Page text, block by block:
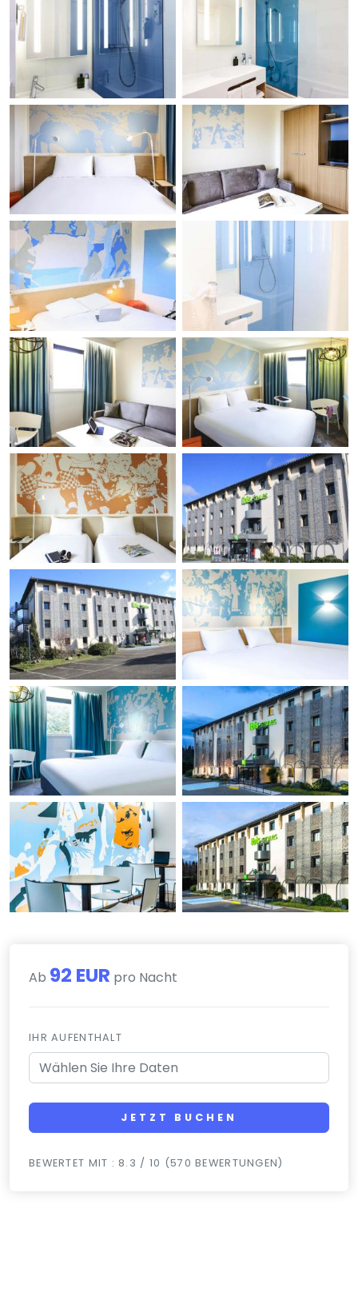
Ab 92 EUR pro Nacht
IHR AUFENTHALT
JETZT BUCHEN
BEWERTET MIT : 8.3 / 10 (570 BEWERTUNGEN)